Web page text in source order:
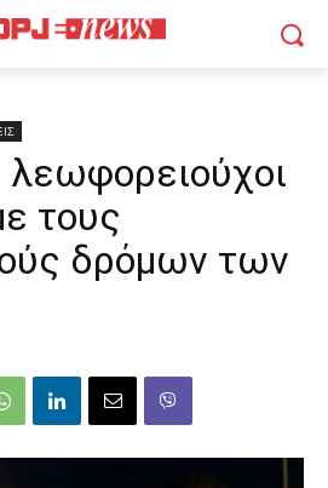
λεωφορειούχοι
τους
δρόμων των